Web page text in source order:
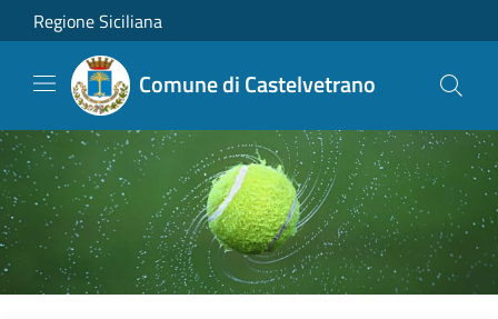
Salta al contenuto principale
Regione Siciliana
Comune di Castelvetrano